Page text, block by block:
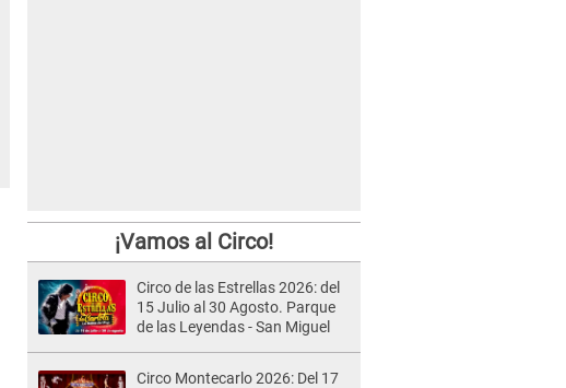
¡Vamos al Circo!
Circo de las Estrellas 2026: del
15 Julio al 30 Agosto. Parque
de las Leyendas - San Miguel
Circo Montecarlo 2026: Del 17